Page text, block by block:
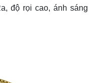
độ rọi cao, ánh sáng